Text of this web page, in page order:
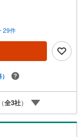
、平日・休日問わず
オンライン案内・相談
お気軽にご連絡下
以外にも何件か一緒に
くら借りられるのだろ
らで売却できるか知り
●「自営業者はローン
!!お力になれる事がござ
ていただきます。
29件
全3社）